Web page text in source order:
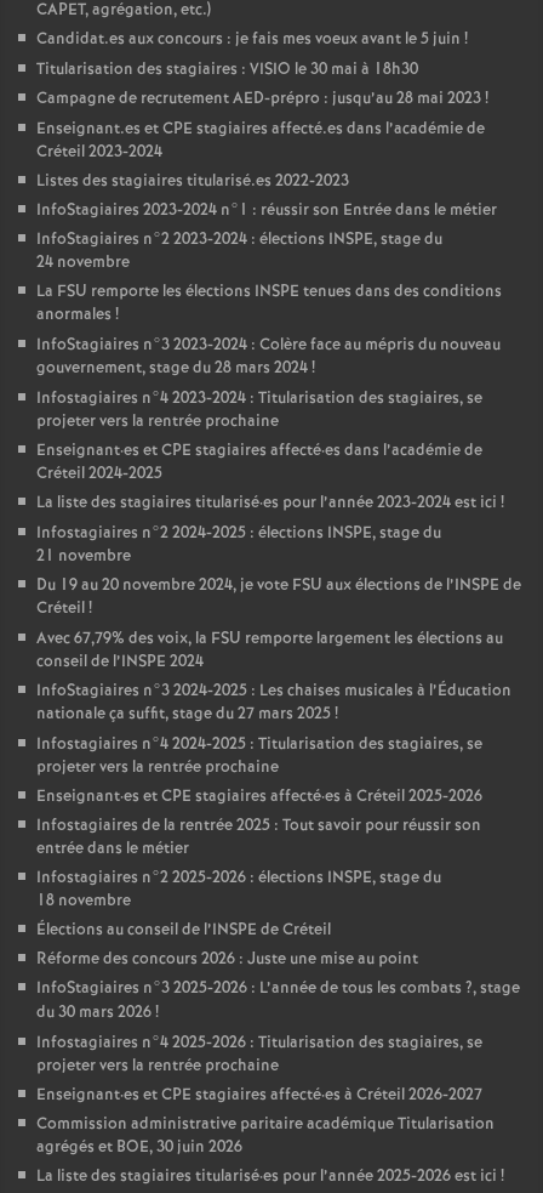
CAPET, agrégation, etc.)
Candidat.es aux concours : je fais mes voeux avant le 5 juin !
Titularisation des stagiaires : VISIO le 30 mai à 18h30
Campagne de recrutementAED-prépro : jusqu’au 28 mai 2023!
Enseignant.es etCPE stagiaires affecté.es dans l’académie de
Créteil 2023-2024
Listes des stagiaires titularisé.es 2022-2023
InfoStagiaires 2023-2024 n°1 : réussir son Entrée dans le métier
InfoStagiaires n°2 2023-2024 : élections INSPE, stage du
24 novembre
La FSU remporte les élections INSPE tenues dans des conditions
anormales !
InfoStagiaires n°3 2023-2024 : Colère face au mépris du nouveau
gouvernement, stage du 28 mars 2024!
Infostagiaires n°4 2023-2024 : Titularisation des stagiaires, se
projeter vers la rentrée prochaine
Enseignant·es etCPE stagiaires affecté·es dans l’académie de
Créteil 2024-2025
La liste des stagiaires titularisé·es pour l’année 2023-2024 est ici !
Infostagiaires n°2 2024-2025 : élections INSPE, stage du
21 novembre
Du 19 au 20 novembre 2024, je vote FSU aux élections de l’INSPE de
Créteil!
Avec 67,79% des voix, la FSU remporte largement les élections au
conseil de l’INSPE 2024
InfoStagiaires n°3 2024-2025 : Les chaises musicales à l’Éducation
nationale ça suffit, stage du 27 mars 2025!
Infostagiaires n°4 2024-2025 : Titularisation des stagiaires, se
projeter vers la rentrée prochaine
Enseignant·es etCPE stagiaires affecté·es à Créteil 2025-2026
Infostagiaires de la rentrée 2025 : Tout savoir pour réussir son
entrée dans le métier
Infostagiaires n°2 2025-2026 : élections INSPE, stage du
18 novembre
Élections au conseil de l’INSPE de Créteil
Réforme des concours 2026 : Juste une mise au point
InfoStagiaires n°3 2025-2026 : L’année de tous les combats ?, stage
du 30 mars 2026!
Infostagiaires n°4 2025-2026 : Titularisation des stagiaires, se
projeter vers la rentrée prochaine
Enseignant·es etCPE stagiaires affecté·es à Créteil 2026-2027
Commission administrative paritaire académique Titularisation
agrégés et BOE, 30 juin 2026
La liste des stagiaires titularisé·es pour l’année 2025-2026 est ici !